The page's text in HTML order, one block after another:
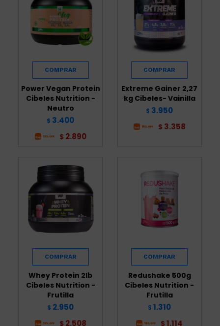
Power Vegan Protein
Cibeles Nutrition -
Neutro
$ 3.400
$ 2.890
Extreme Gainer 2,27
kg Cibeles- Vainilla
$ 3.950
$ 3.358
Whey Protein 2lb
Cibeles Nutrition -
Frutilla
$ 2.950
$ 2.508
Redushake 500g
Cibeles Nutrition -
Frutilla
$ 1.310
$ 1.114